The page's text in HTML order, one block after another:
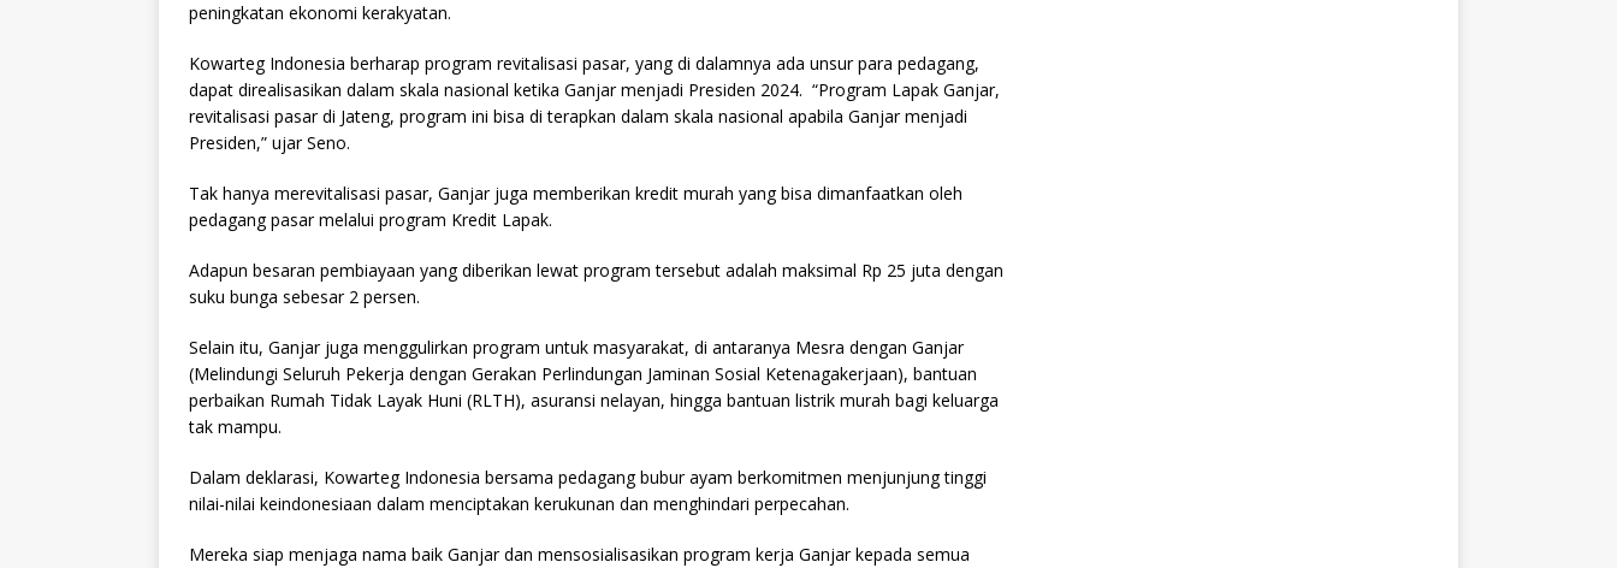
peningkatan ekonomi kerakyatan.
Kowarteg Indonesia berharap program revitalisasi pasar, yang di dalamnya ada unsur para pedagang,
dapat direalisasikan dalam skala nasional ketika Ganjar menjadi Presiden 2024. “Program Lapak Ganjar,
revitalisasi pasar di Jateng, program ini bisa di terapkan dalam skala nasional apabila Ganjar menjadi
Presiden,” ujar Seno.
Tak hanya merevitalisasi pasar, Ganjar juga memberikan kredit murah yang bisa dimanfaatkan oleh
pedagang pasar melalui program Kredit Lapak.
Adapun besaran pembiayaan yang diberikan lewat program tersebut adalah maksimal Rp 25 juta dengan
suku bunga sebesar 2 persen.
Selain itu, Ganjar juga menggulirkan program untuk masyarakat, di antaranya Mesra dengan Ganjar
(Melindungi Seluruh Pekerja dengan Gerakan Perlindungan Jaminan Sosial Ketenagakerjaan), bantuan
perbaikan Rumah Tidak Layak Huni (RLTH), asuransi nelayan, hingga bantuan listrik murah bagi keluarga
tak mampu.
Dalam deklarasi, Kowarteg Indonesia bersama pedagang bubur ayam berkomitmen menjunjung tinggi
nilai-nilai keindonesiaan dalam menciptakan kerukunan dan menghindari perpecahan.
Mereka siap menjaga nama baik Ganjar dan mensosialisasikan program kerja Ganjar kepada semua